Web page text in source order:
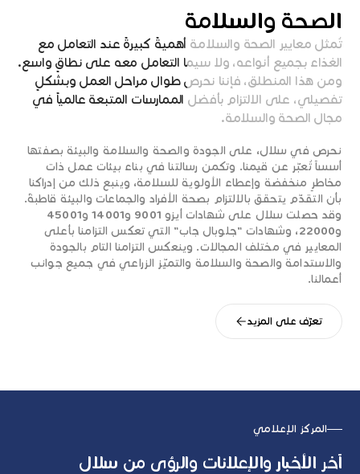
الصحة والسلامة
تُمثل معايير الصحة والسلامة أهميةً كبيرةً عند التعامل مع
الغذاء بجميع أنواعه، ولا سيما التعامل معه على نطاقٍ واسع.
ومن هذا المنطلق، فإننا نحرص طوال مراحل العمل وبشكلٍ
تفصيلي، على الالتزام بأفضل الممارسات المتبعة عالمياً في
مجال الصحة والسلامة.
نحرص في سلال، على الجودة والصحة والسلامة والبيئة بصفتها
أسساً تُعبّر عن قيمنا. وتكمن رسالتنا في بناء بيئات عمل ذات
مخاطرٍ منخفضة وإعطاء الأولوية للسلامة، وينبع ذلك من إدراكنا
بأن التقدّم يتحقق بالالتزام بصحة الأفراد والجماعات والبيئة قاطبةً.
وقد حصلت سلال على شهادات أيزو 9001 و14001 و45001
و22000، وشهادات "جلوبال جاب" التي تعكس التزامنا بأعلى
المعايير في مختلف المجالات. وينعكس التزامنا التام بالجودة
والاستدامة والصحة والسلامة والتميّز الزراعي في جميع جوانب
أعمالنا.
تعرّف على المزيد
المركز الإعلامي
آخر الأخبار والإعلانات والرؤى من سلال